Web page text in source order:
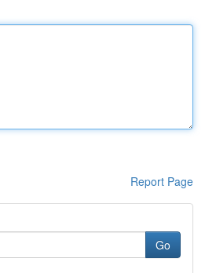
Report Page
Go